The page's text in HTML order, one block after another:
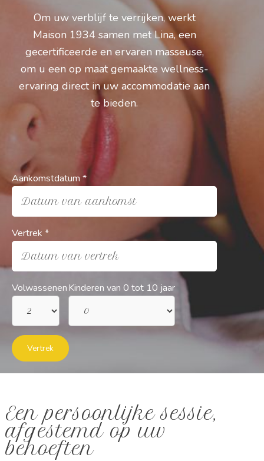
Om uw verblijf te verrijken, werkt
Maison 1934 samen met Lina, een
gecertificeerde en ervaren masseuse,
om u een op maat gemaakte wellness-
ervaring direct in uw accommodatie aan
te bieden.
Aankomstdatum *
Datum van aankomst
Vertrek *
Datum van vertrek
VolwassenenKinderen van 0 tot 10 jaar
Vertrek
Een persoonlijke sessie,
afgestemd op uw
behoeften